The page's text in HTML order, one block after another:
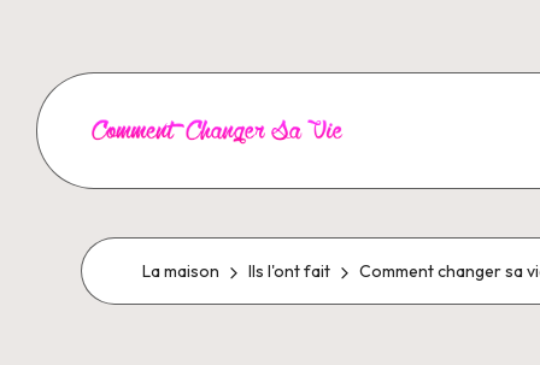
contenu
C
o
m
La maison Ils l'ont fait Comment changer sa